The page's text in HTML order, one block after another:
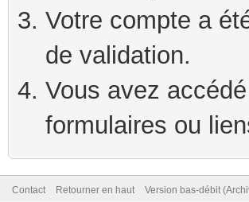
Votre compte a
de validation.
Vous avez
formulaires ou
Contact Retourner en haut Version bas-débit